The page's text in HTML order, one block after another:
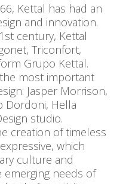
Kettal has had an
and innovation.
century, Kettal
Triconfort,
Grupo Kettal.
most important
Jasper Morrison,
Dordoni, Hella
studio.
creation of timeless
which
culture and
needs of